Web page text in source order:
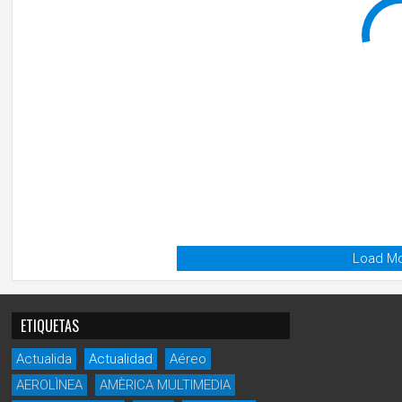
Load
ETIQUETAS
Actualida Actualidad
Aéreo
AEROLÌNEA
AMÈRICA MULTIMEDIA